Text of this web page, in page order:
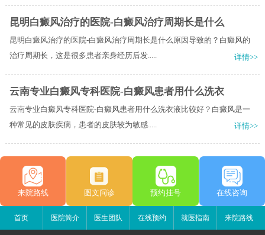
昆明白癜风治疗的医院-白癜风治疗周期长是什么
昆明白癜风治疗的医院-白癜风治疗周期长是什么原因导致的？白癜风的
治疗周期长，这是很多患者亲身经历后发.....
详情>>
云南专业白癜风专科医院-白癜风患者用什么洗衣
云南专业白癜风专科医院-白癜风患者用什么洗衣液比较好？白癜风是一
种常见的皮肤疾病，患者的皮肤较为敏感.....
详情>>
来院路线 图文问诊 预约挂号 在线咨询
首页 医院简介 医生团队 在线预约 就医指南 来院路线